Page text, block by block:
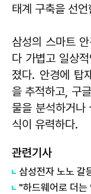
태계 구축을 선
삼성의 스마트
다 가볍고 일상
졌다. 안경에 탑
을 추적하고, 구
물을 분석하거나
식이 유력하다.
관련기사